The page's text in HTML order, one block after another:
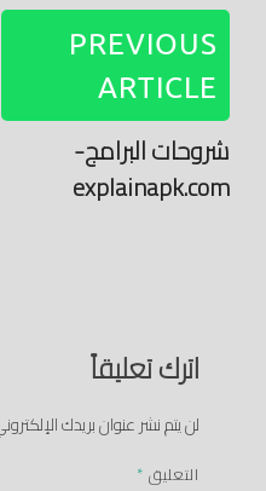
PREVIOUS
ARTICLE
شروحات البرامج-
explainapk.com
اترك تعليقاً
لن يتم نشر عنوان بريدك
التعليق *